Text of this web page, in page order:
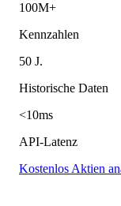
100M+
Kennzahlen
50 J.
Historische Daten
<10ms
API-Latenz
Kostenlos Aktien